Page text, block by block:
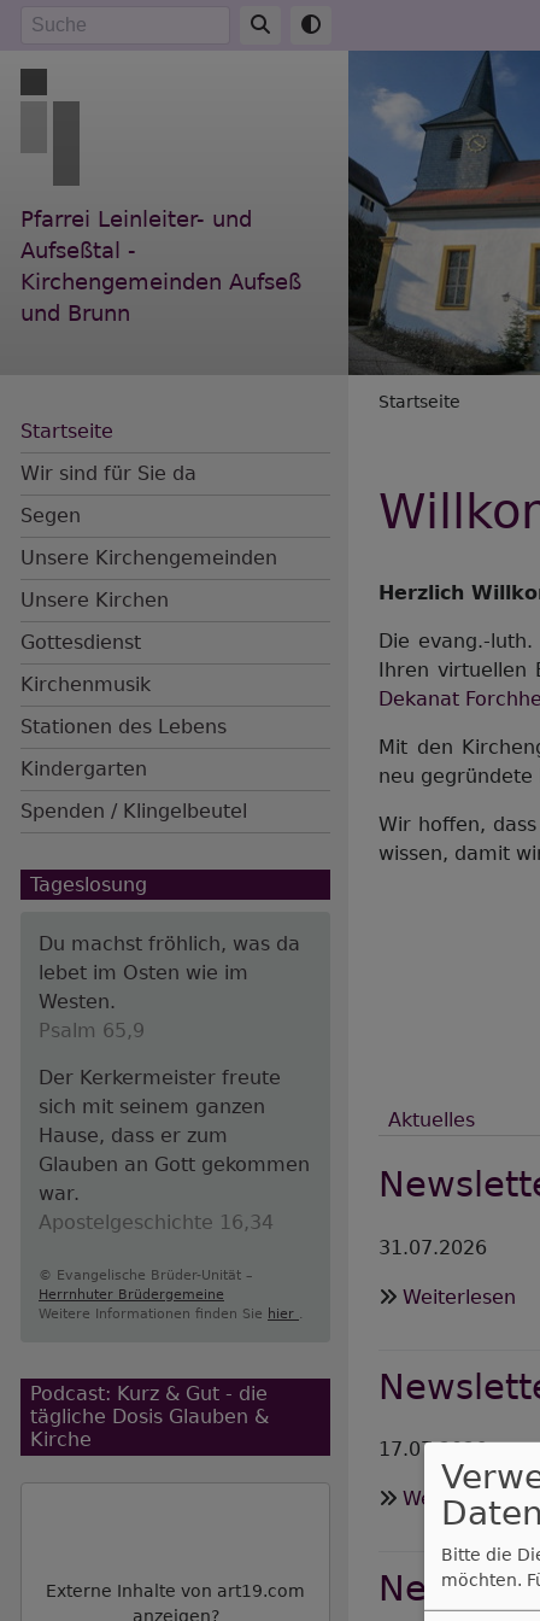
Direkt
Inhalt
Pfarrei Leinleiter- und
Aufseßtal -
Kirchengemeinden Aufseß
und Brunn
Hauptnavigation
Startseite
Wir sind für Sie da
Segen
Unsere Kirchengemeinden
Unsere Kirchen
Gottesdienst
Kirchenmusik
Stationen des Lebens
Kindergarten
Spenden / Klingelbeutel
Tageslosung
Du machst fröhlich, was da
lebet im Osten wie im
Westen.
Psalm 65,9
Der Kerkermeister freute
sich mit seinem ganzen
Hause, dass er zum
Glauben an Gott gekommen
war.
Apostelgeschichte 16,34
© Evangelische Brüder-Unität –
Herrnhuter Brüdergemeine
Weitere Informationen finden Sie hier .
Podcast: Kurz & Gut - die
tägliche Dosis Glauben &
Kirche
Externe Inhalte von art19.com
anzeigen?
Startseite
Herzlich
Die evang.-
Ihren virtuellen
Dekanat
Mit den
neu gegründete
Wir hoffen,
wissen, damit
Aktuelles
31.07.2026
Weiterlesen
17.07.2026
Weiterlesen
Bitte die
möchten.